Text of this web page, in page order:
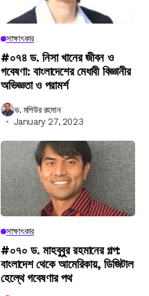
সাক্ষাৎকার
#০৭৪ ড. নিসা খানের জীবন ও
গবেষণা: বাংলাদেশের মেধাবী বিজ্ঞানীর
অভিজ্ঞতা ও পরামর্শ
ড. মশিউর রহমান
January 27, 2023
সাক্ষাৎকার
#০৭০ ড. মাহবুবুর রহমানের গল্প:
বাংলাদেশ থেকে আমেরিকায়, ডিজিটাল
হেল্থে গবেষণার পথ